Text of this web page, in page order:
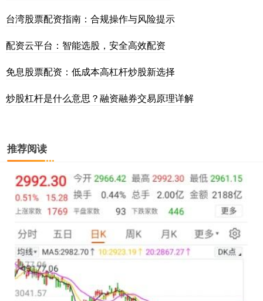
台湾股票配资指南：合规操作与风险提示
配资云平台：智能选股，安全高效配资
免息股票配资：低成本高杠杆炒股新选择
炒股杠杆是什么意思？融资融券交易原理详解
推荐阅读